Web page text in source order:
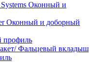
Оконный и
Оконный и доборный
профиль
Фальцевый вкладыш